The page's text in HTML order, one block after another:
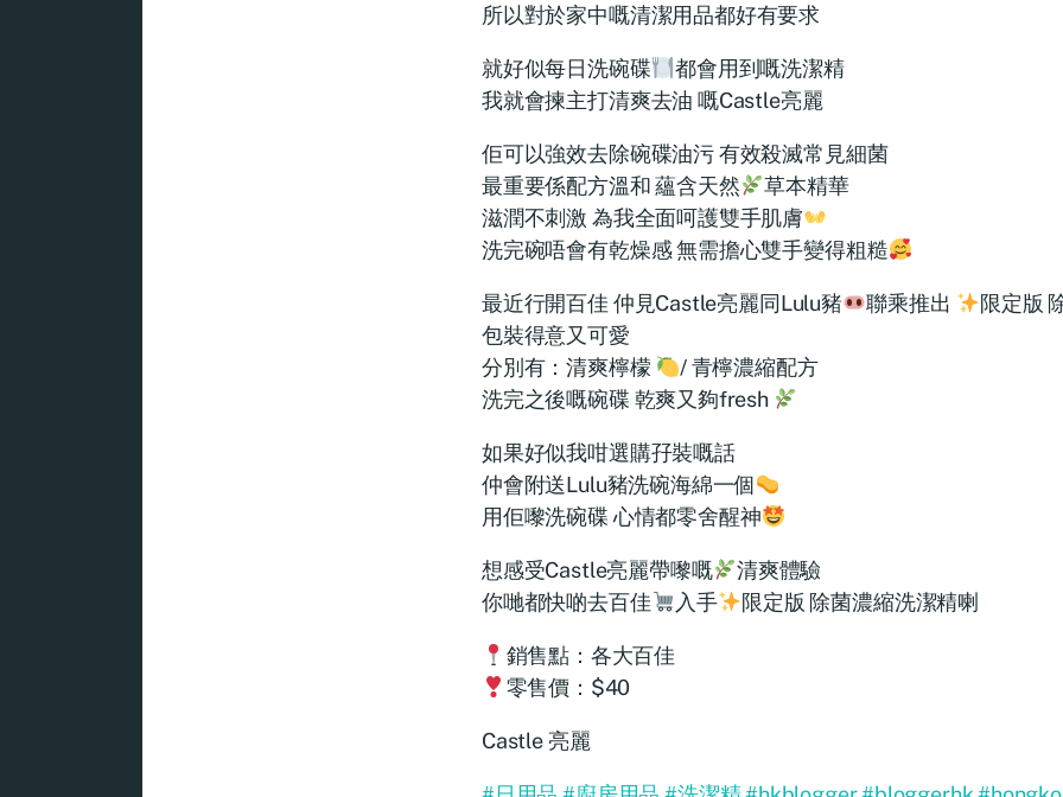
所以對於家中嘅清潔用品都好有要求
就好似每日洗碗碟
都會用到嘅洗潔精
我就會揀主打清爽去油 嘅Castle亮麗
佢可以強效去除碗碟油污 有效殺滅常見細菌
最重要係配方溫和 蘊含天然
草本精華
滋潤不刺激 為我全面呵護雙手肌膚
洗完碗唔會有乾燥感 無需擔心雙手變得粗糙
最近行開百佳 仲見Castle亮麗同Lulu豬 聯乘推出
限定版
包裝得意又可愛
分別有：清爽檸檬
/ 青檸濃縮配方
洗完之後嘅碗碟 乾爽又夠fresh
如果好似我咁選購孖裝嘅話
仲會附送Lulu豬洗碗海綿一個
用佢嚟洗碗碟 心情都零舍醒神
想感受Castle亮麗帶嚟嘅
清爽體驗
你哋都快啲去百佳
入手 限定版 除菌濃縮洗潔精喇
銷售點：各大百佳
零售價：$40
Castle 亮麗